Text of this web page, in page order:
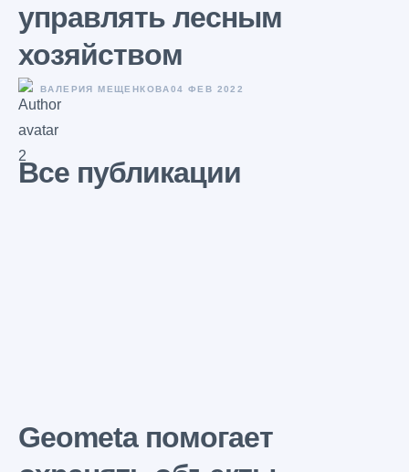
управлять лесным
хозяйством
ВАЛЕРИЯ МЕЩЕНКОВА04 ФЕВ 2022
Все публикации
Geometa помогает